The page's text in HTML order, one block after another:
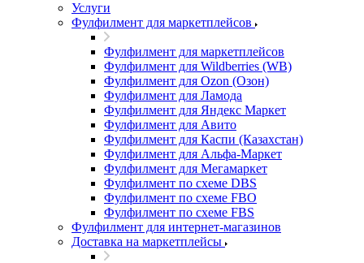
Услуги
Фулфилмент для маркетплейсов
Фулфилмент для маркетплейсов
Фулфилмент для Wildberries (WB)
Фулфилмент для Ozon (Озон)
Фулфилмент для Ламода
Фулфилмент для Яндекс Маркет
Фулфилмент для Авито
Фулфилмент для Каспи (Казахстан)
Фулфилмент для Альфа-Маркет
Фулфилмент для Мегамаркет
Фулфилмент по схеме DBS
Фулфилмент по схеме FBO
Фулфилмент по схеме FBS
Фулфилмент для интернет-магазинов
Доставка на маркетплейсы